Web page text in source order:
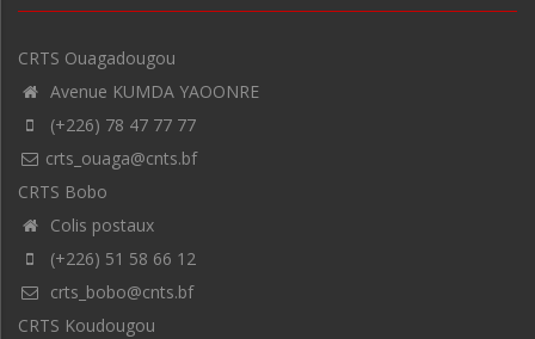
CRTS Ouagadougou
Avenue KUMDA YAOONRE
(+226) 78 47 77 77
crts_ouaga@cnts.bf
CRTS Bobo
Colis postaux
(+226) 51 58 66 12
crts_bobo@cnts.bf
CRTS Koudougou